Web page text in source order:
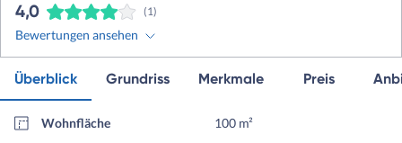
4,0 (1)
Bewertungen ansehen
Überblick Grundriss Merkmale Preis
Wohnfläche
100 m²